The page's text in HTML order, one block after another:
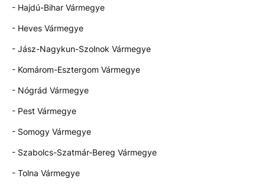
- Hajdú-Bihar Vármegye
- Heves Vármegye
- Jász-Nagykun-Szolnok Vármegye
- Komárom-Esztergom Vármegye
- Nógrád Vármegye
- Pest Vármegye
- Somogy Vármegye
- Szabolcs-Szatmár-Bereg Vármegye
- Tolna Vármegye